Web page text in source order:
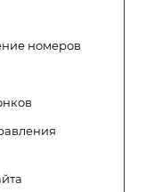
номеров